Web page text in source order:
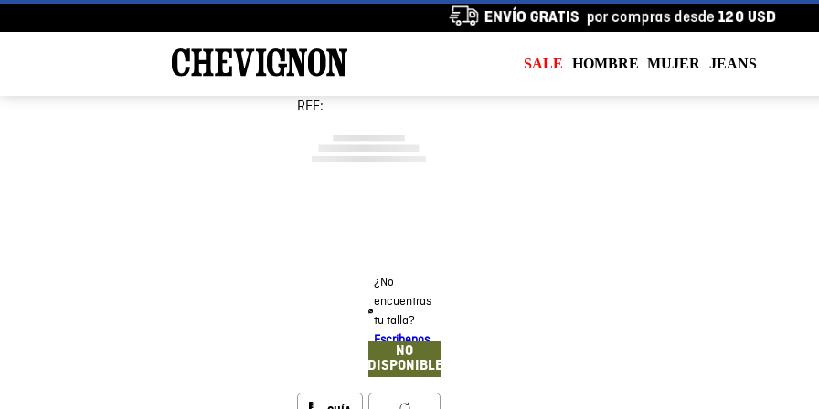
SALE HOMBRE MUJER JEANS
REF:
¿No
encuentras
tu talla?
Escribenos
NO
DISPONIBLE